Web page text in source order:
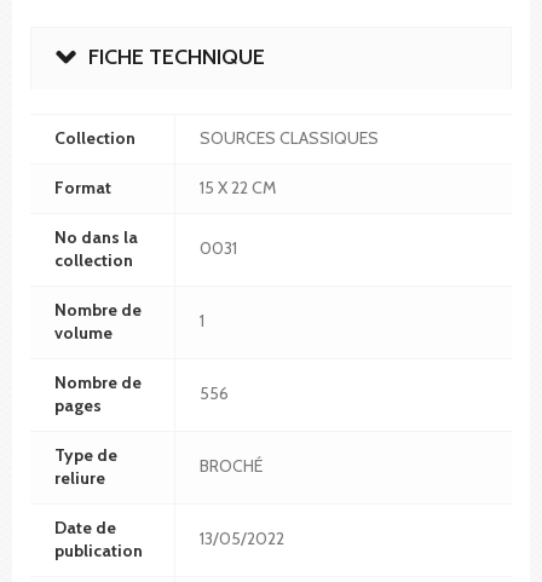
FICHE TECHNIQUE
Collection SOURCES CLASSIQUES
Format 15 X 22 CM
No dans la
collection
0031
Nombre de
volume
1
Nombre de
pages
556
Type de
reliure
BROCHÉ
Date de
publication
13/05/2022